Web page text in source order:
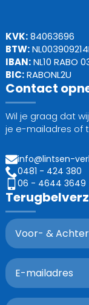
KVK:84063696
BTW:
IBAN:NL10 RABO
BIC:RABONL2U
Contact
Wil je graag dat
je e-mailadres of
info@lintsen-
0481 - 424 380
06 - 4644 3649